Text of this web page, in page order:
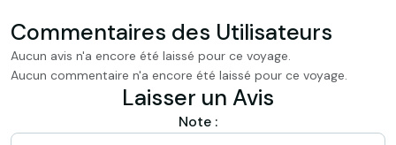
Commentaires des Utilisateurs
Aucun avis n'a encore été laissé pour ce voyage.
Aucun commentaire n'a encore été laissé pour ce voyage.
Laisser un Avis
Note :